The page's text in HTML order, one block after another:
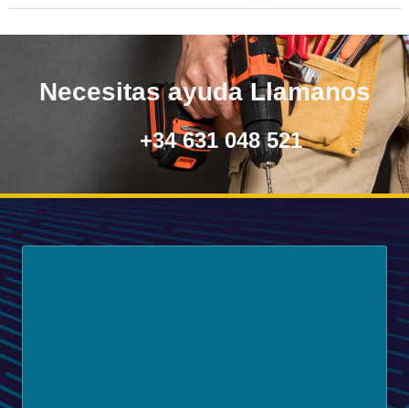
Necesitas ayuda Llamanos
+34 631 048 521